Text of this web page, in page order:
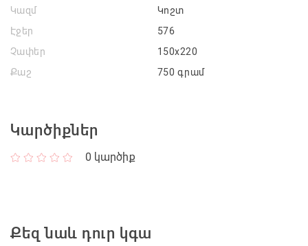
Կազմ
Կոշտ
Էջեր
576
Չափեր
150x220
Քաշ
750 գրամ
Կարծիքներ
0 կարծիք
Քեզ նաև դուր կգա